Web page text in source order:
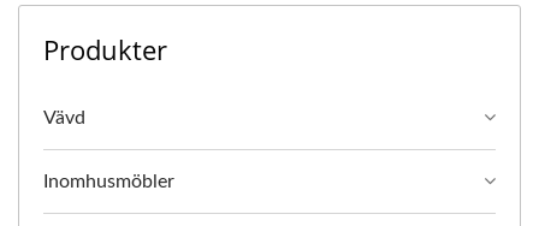
Produkter
Vävd
Inomhusmöbler